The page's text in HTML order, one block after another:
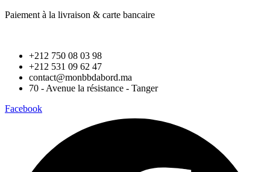
Paiement à la livraison & carte bancaire
+212 750 08 03 98
+212 531 09 62 47
contact@monbbdabord.ma
70 - Avenue la résistance - Tanger
Facebook